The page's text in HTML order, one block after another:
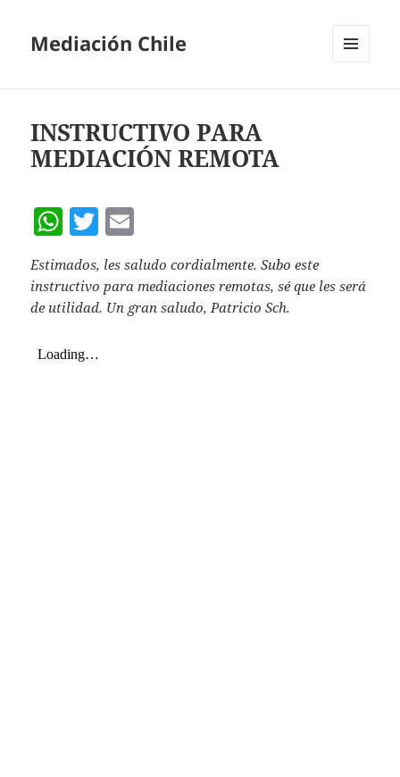
Mediación Chile
INSTRUCTIVO PARA
MEDIACIÓN REMOTA
W
h
at
s
p
T
w
itt
er
m
ai
l
Estimados, les saludo cordialmente. Subo este
instructivo para mediaciones remotas, sé que les será
de utilidad. Un gran saludo, Patricio Sch.